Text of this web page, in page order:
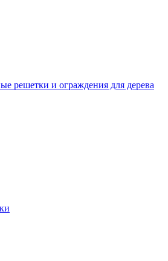
решетки и ограждения для дерева